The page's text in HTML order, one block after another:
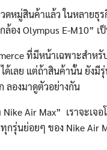
ดหมู่สินค้าแล้ว ในหลายธุ
ล้อง Olympus E-M10” เ
ที่มีหน้าเฉพาะสำห
เลย แต่ถ้าสินค้านั้น ยัง
ลองมาดูตัวอย่างกัน
Nike Air Max” เราจะเ
กรุ่นย่อยๆ ของ Nike Air